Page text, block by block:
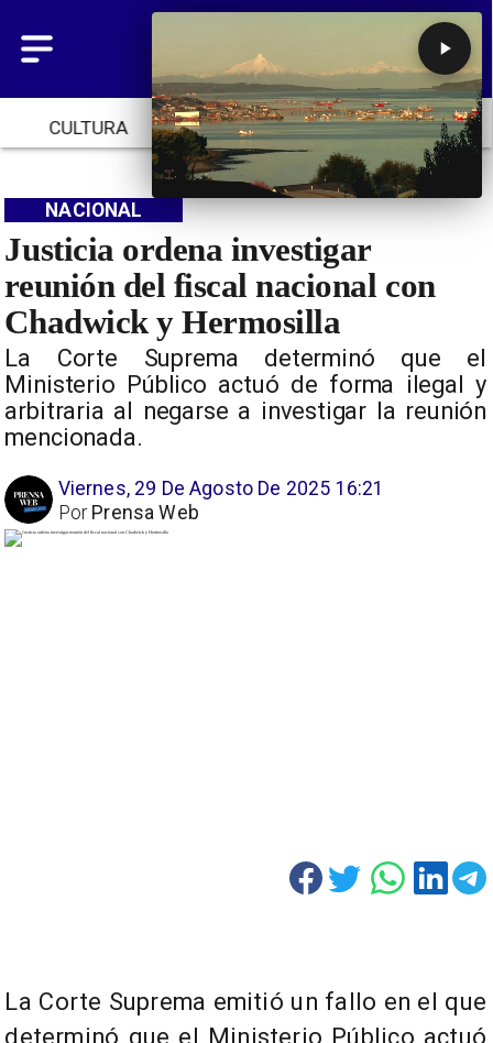
CULTURA TENDENCIAS INICIO
Justicia ordena investigar
reunión del fiscal nacional con
Chadwick y Hermosilla
La Corte Suprema determinó que el
Ministerio Público actuó de forma ilegal y
arbitraria al negarse a investigar la reunión
mencionada.
NACIONAL
Viernes, 29 De Agosto De 2025 16:21
Prensa Web
Por
La Corte Suprema emitió un fallo en el que
determinó que el Ministerio Público actuó